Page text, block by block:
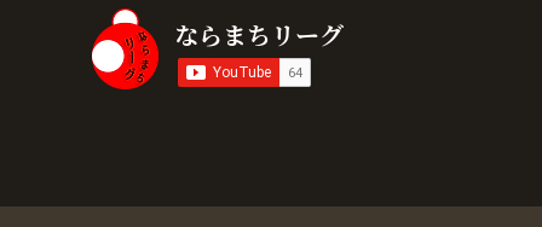
​ならまちリーグ